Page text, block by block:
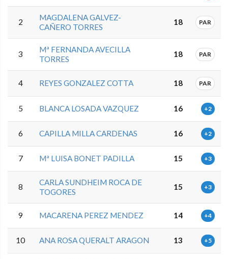
2
MAGDALENA GALVEZ-
CAÑERO TORRES
18 PAR
3
Mª FERNANDA AVECILLA
TORRES
18 PAR
4 REYES GONZALEZ COTTA 18 PAR
5 BLANCA LOSADA VAZQUEZ 16 +2
6 CAPILLA MILLA CARDENAS 16 +2
7 Mª LUISA BONET PADILLA 15 +3
8
CARLA SUNDHEIM ROCA DE
TOGORES
15 +3
9 MACARENA PEREZ MENDEZ 14 +4
10 ANA ROSA QUERALT ARAGON 13 +5